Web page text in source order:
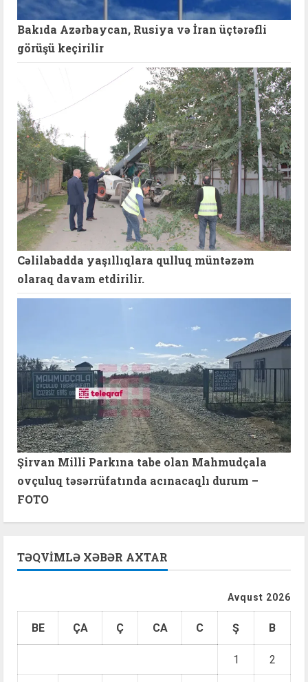
Bakıda Azərbaycan, Rusiya və İran üçtərəfli
görüşü keçirilir
Cəlilabadda yaşıllıqlara qulluq müntəzəm
olaraq davam etdirilir.
Şirvan Milli Parkına tabe olan Mahmudçala
ovçuluq təsərrüfatında acınacaqlı durum –
FOTO
TƏQVIMLƏ XƏBƏR AXTAR
Avqust 2026
BE ÇA Ç CA C Ş B
1 2